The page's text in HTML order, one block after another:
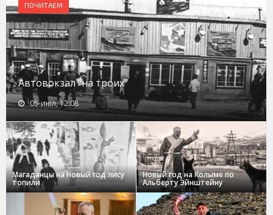
ПОЧИТАЕМ
Автовокзал "на троих"
05-июл, 12:08
Магаданцы на Новый год лису
топили
Новый год на Колыме по
Альберту Эйнштейну